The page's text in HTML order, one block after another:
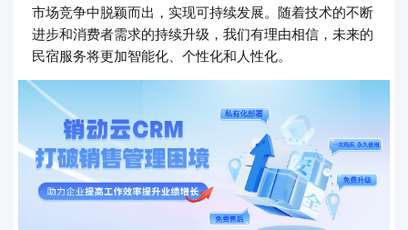
市场竞争中脱颖而出，实现可持续发展。随着技术的不断
进步和消费者需求的持续升级，我们有理由相信，未来的
民宿服务将更加智能化、个性化和人性化。